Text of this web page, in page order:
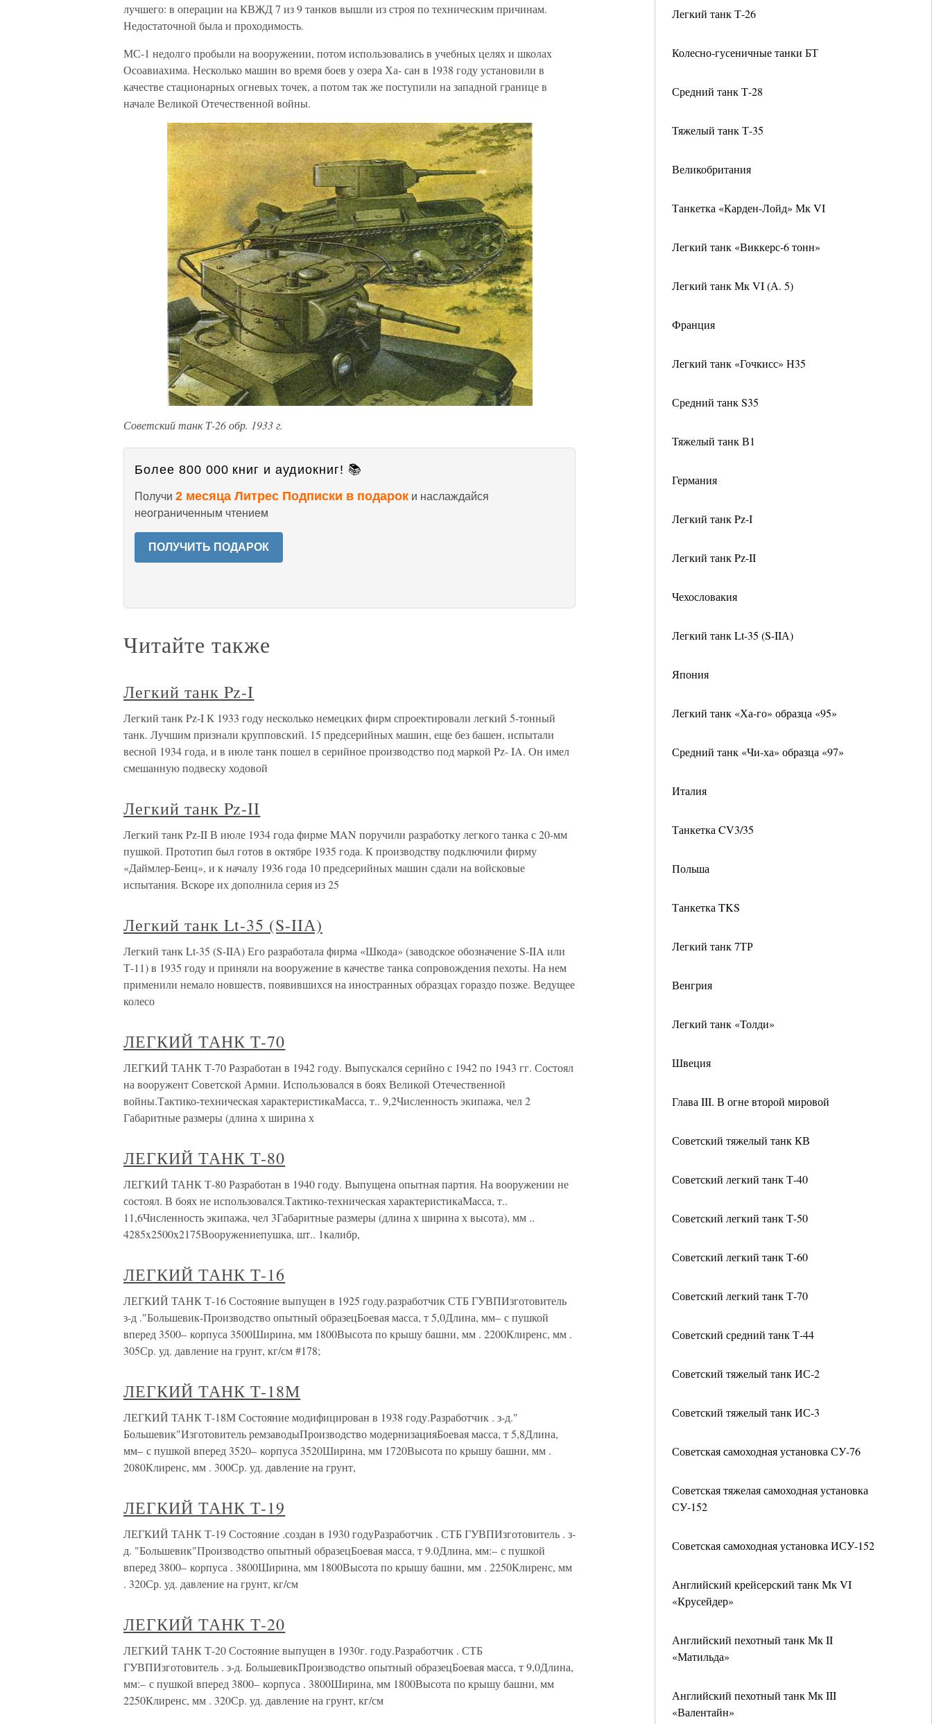
Легкий танк Т-26
Колесно-гусеничные танки БТ
Средний танк Т-28
Тяжелый танк Т-35
Великобритания
Танкетка «Карден-Лойд» Мк VI
Легкий танк «Виккерс-6 тонн»
Легкий танк Мк VI (А. 5)
Франция
Легкий танк «Гочкисс» Н35
Средний танк S35
Тяжелый танк В1
Германия
Легкий танк Pz-I
Легкий танк Pz-II
Чехословакия
Легкий танк Lt-35 (S-IIА)
Япония
Легкий танк «Ха-го» образца «95»
Средний танк «Чи-ха» образца «97»
Италия
Танкетка CV3/35
Польша
Танкетка TKS
Легкий танк 7ТР
Венгрия
Легкий танк «Толди»
Швеция
Глава III. В огне второй мировой
Советский тяжелый танк КВ
Советский легкий танк Т-40
Советский легкий танк Т-50
Советский легкий танк Т-60
Советский легкий танк Т-70
Советский средний танк Т-44
Советский тяжелый танк ИС-2
Советский тяжелый танк ИС-3
Советская самоходная установка СУ-76
Советская тяжелая самоходная установка
СУ-152
Советская самоходная установка ИСУ-152
Английский крейсерский танк Мк VI
«Крусейдер»
Английский пехотный танк Мк II
«Матильда»
Английский пехотный танк Мк III
«Валентайн»
лучшего: в операции на КВЖД 7 из 9 танков вышли из строя по техническим причинам.
Недостаточной была и проходимость.
МС-1 недолго пробыли на вооружении, потом использовались в учебных целях и школах
Осоавиахима. Несколько машин во время боев у озера Ха- сан в 1938 году установили в
качестве стационарных огневых точек, а потом так же поступили на западной границе в
начале Великой Отечественной войны.
Советский танк Т-26 обр. 1933 г.
Более 800 000 книг и аудиокниг! 📚
Получи 2 месяца Литрес Подписки в подарок и наслаждайся
неограниченным чтением
ПОЛУЧИТЬ ПОДАРОК
Читайте также
Легкий танк Pz-I
Легкий танк Pz-I К 1933 году несколько немецких фирм спроектировали легкий 5-тонный
танк. Лучшим признали крупповский. 15 предсерийных машин, еще без башен, испытали
весной 1934 года, и в июле танк пошел в серийное производство под маркой Pz- IA. Он имел
смешанную подвеску ходовой
Легкий танк Pz-II
Легкий танк Pz-II В июле 1934 года фирме MAN поручили разработку легкого танка с 20-мм
пушкой. Прототип был готов в октябре 1935 года. К производству подключили фирму
«Даймлер-Бенц», и к началу 1936 года 10 предсерийных машин сдали на войсковые
испытания. Вскоре их дополнила серия из 25
Легкий танк Lt-35 (S-IIА)
Легкий танк Lt-35 (S-IIА) Его разработала фирма «Шкода» (заводское обозначение S-IIA или
Т-11) в 1935 году и приняли на вооружение в качестве танка сопровождения пехоты. На нем
применили немало новшеств, появившихся на иностранных образцах гораздо позже. Ведущее
колесо
ЛЕГКИЙ ТАНК Т-70
ЛЕГКИЙ ТАНК Т-70 Разработан в 1942 году. Выпускался серийно с 1942 по 1943 гг. Состоял
на вооружент Советской Армии. Использовался в боях Великой Отечественной
войны.Тактико-техническая характеристикаМасса, т.. 9,2Численность экипажа, чел 2
Габаритные размеры (длина х ширина х
ЛЕГКИЙ ТАНК Т-80
ЛЕГКИЙ ТАНК Т-80 Разработан в 1940 году. Выпущена опытная партия. На вооружении не
состоял. В боях не использовался.Тактико-техническая характеристикаМасса, т..
11,6Численность экипажа, чел 3Габаритные размеры (длина х ширина х высота), мм ..
4285x2500x2175Вооружениепушка, шт.. 1калибр,
ЛЕГКИЙ ТАНК Т-16
ЛЕГКИЙ ТАНК Т-16 Состояние выпущен в 1925 году.разработчик СТБ ГУВПИзготовитель
з-д ."Большевик-Производство опытный образецБоевая масса, т 5,0Длина, мм– с пушкой
вперед 3500– корпуса 3500Ширина, мм 1800Высота по крышу башни, мм . 2200Клиренс, мм .
305Ср. уд. давление на грунт, кг/см #178;
ЛЕГКИЙ ТАНК Т-18М
ЛЕГКИЙ ТАНК Т-18М Состояние модифицирован в 1938 году.Разработчик . з-д."
Большевик"Изготовитель ремзаводыПроизводство модернизацияБоевая масса, т 5,8Длина,
мм– с пушкой вперед 3520– корпуса 3520Ширина, мм 1720Высота по крышу башни, мм .
2080Клиренс, мм . 300Ср. уд. давление на грунт,
ЛЕГКИЙ ТАНК Т-19
ЛЕГКИЙ ТАНК Т-19 Состояние .создан в 1930 годуРазработчик . СТБ ГУВПИзготовитель . з-
д. "Большевик"Производство опытный образецБоевая масса, т 9.0Длина, мм:– с пушкой
вперед 3800– корпуса . 3800Ширина, мм 1800Высота по крышу башни, мм . 2250Клиренс, мм
. 320Ср. уд. давление на грунт, кг/см
ЛЕГКИЙ ТАНК Т-20
ЛЕГКИЙ ТАНК Т-20 Состояние выпущен в 1930г. году.Разработчик . СТБ
ГУВПИзготовитель . з-д. БольшевикПроизводство опытный образецБоевая масса, т 9,0Длина,
мм:– с пушкой вперед 3800– корпуса . 3800Ширина, мм 1800Высота по крышу башни, мм
2250Клиренс, мм . 320Ср. уд. давление на грунт, кг/см